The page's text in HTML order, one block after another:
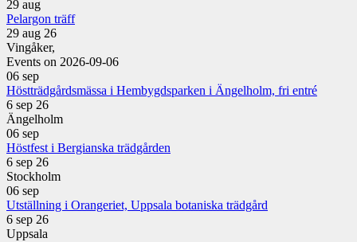
29 aug
Pelargon träff
29 aug 26
Vingåker,
Events on 2026-09-06
06 sep
Höstträdgårdsmässa i Hembygdsparken i Ängelholm, fri entré
6 sep 26
Ängelholm
06 sep
Höstfest i Bergianska trädgården
6 sep 26
Stockholm
06 sep
Utställning i Orangeriet, Uppsala botaniska trädgård
6 sep 26
Uppsala